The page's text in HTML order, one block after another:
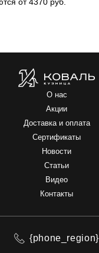
от 4370 руб.
О нас
Акции
Доставка и оплата
Сертификаты
Новости
Статьи
Видео
Контакты
{phone_region}